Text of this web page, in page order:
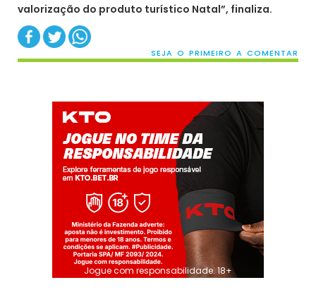
valorização do produto turístico Natal”, finaliza.
SEJA O PRIMEIRO A COMENTAR
Jogue com responsabilidade. 18+